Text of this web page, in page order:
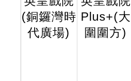
(銅鑼灣時
代廣場)
Plus+(大
圍圍方)